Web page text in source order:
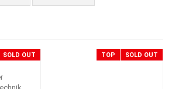
SOLD OUT TOP SOLD OUT